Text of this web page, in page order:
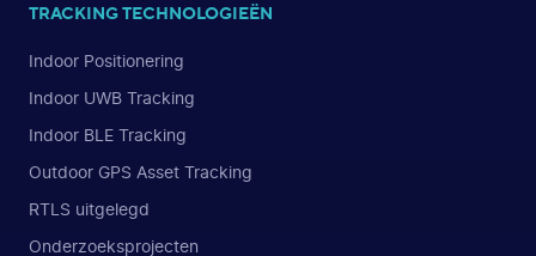
TRACKING TECHNOLOGIEËN
Indoor Positionering
Indoor UWB Tracking
Indoor BLE Tracking
Outdoor GPS Asset Tracking
RTLS uitgelegd
Onderzoeksprojecten